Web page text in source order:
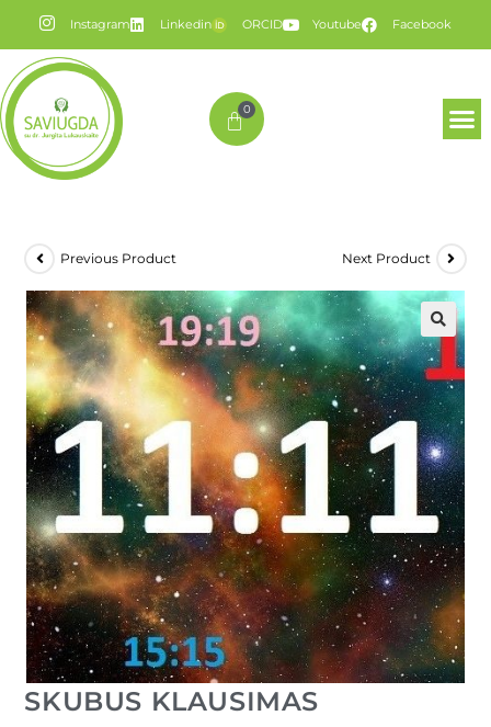
Instagram Linkedin ORCID Youtube Facebook
0
Previous Product Next Product
SKUBUS KLAUSIMAS